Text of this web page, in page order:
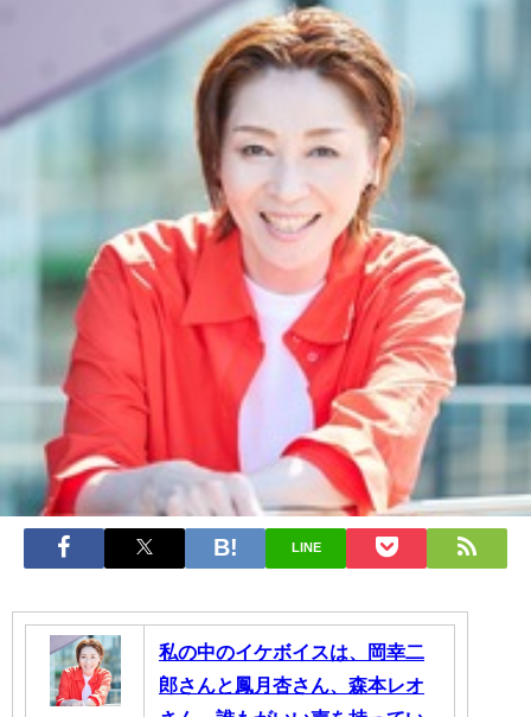
LINE
私の中のイケボイスは、岡幸二
郎さんと鳳月杏さん、森本レオ